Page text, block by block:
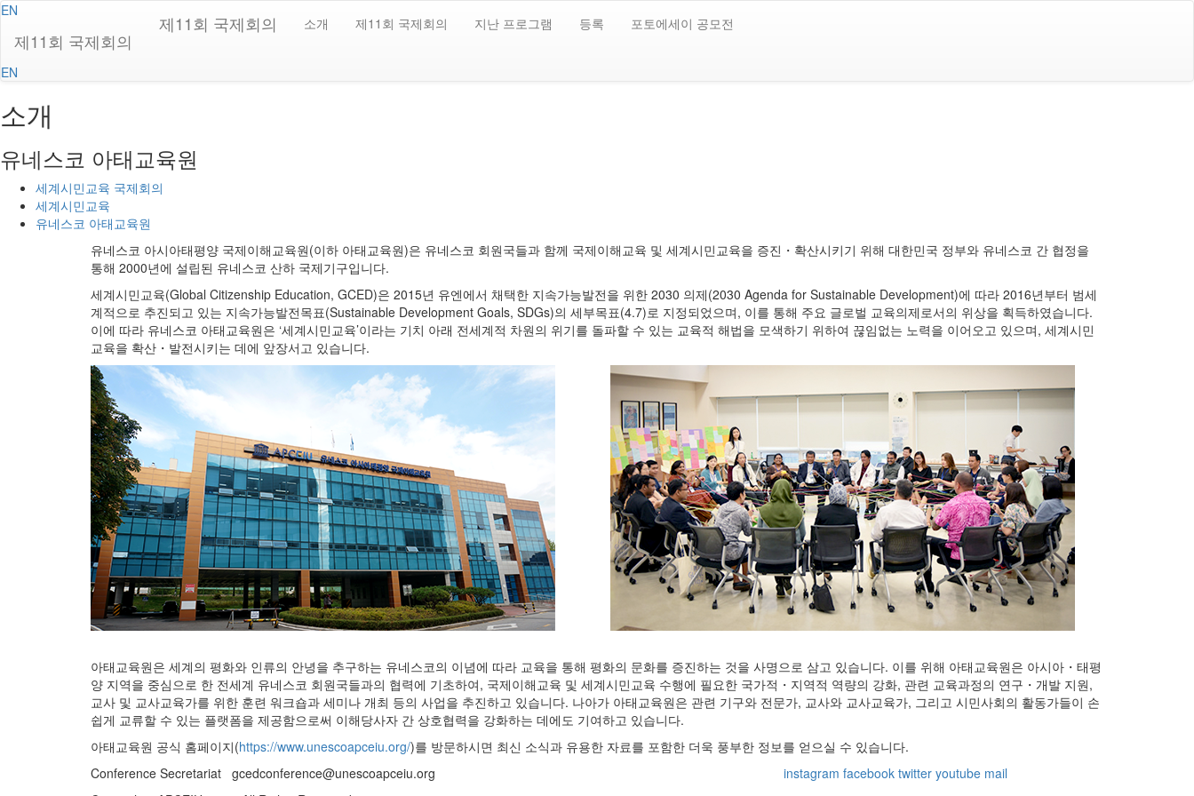
EN
제11회 국제회의
제11회 국제회의 소개 제11회 국제회의 지난 프로그램 등록 포토에세이 공모전
EN
소개
유네스코 아태교육원
세계시민교육 국제회의
세계시민교육
유네스코 아태교육원
유네스코 아시아태평양 국제이해교육원(이하 아태교육원)은 유네스코 회원국들과 함께 국제이해교육 및 세계시민교육을 증진・확산시키기 위해 대한민국 정부와 유네스코 간 협정을
통해 2000년에 설립된 유네스코 산하 국제기구입니다.
세계시민교육(Global Citizenship Education, GCED)은 2015년 유엔에서 채택한 지속가능발전을 위한 2030 의제(2030 Agenda for Sustainable Development)에 따라 2016년부터 범세
계적으로 추진되고 있는 지속가능발전목표(Sustainable Development Goals, SDGs)의 세부목표(4.7)로 지정되었으며, 이를 통해 주요 글로벌 교육의제로서의 위상을 획득하였습니다.
이에 따라 유네스코 아태교육원은 ‘세계시민교육’이라는 기치 아래 전세계적 차원의 위기를 돌파할 수 있는 교육적 해법을 모색하기 위하여 끊임없는 노력을 이어오고 있으며, 세계시민
교육을 확산・발전시키는 데에 앞장서고 있습니다.
아태교육원은 세계의 평화와 인류의 안녕을 추구하는 유네스코의 이념에 따라 교육을 통해 평화의 문화를 증진하는 것을 사명으로 삼고 있습니다. 이를 위해 아태교육원은 아시아・태평
양 지역을 중심으로 한 전세계 유네스코 회원국들과의 협력에 기초하여, 국제이해교육 및 세계시민교육 수행에 필요한 국가적・지역적 역량의 강화, 관련 교육과정의 연구・개발 지원,
교사 및 교사교육가를 위한 훈련 워크숍과 세미나 개최 등의 사업을 추진하고 있습니다. 나아가 아태교육원은 관련 기구와 전문가, 교사와 교사교육가, 그리고 시민사회의 활동가들이 손
쉽게 교류할 수 있는 플랫폼을 제공함으로써 이해당사자 간 상호협력을 강화하는 데에도 기여하고 있습니다.
아태교육원 공식 홈페이지(https://www.unescoapceiu.org/)를 방문하시면 최신 소식과 유용한 자료를 포함한 더욱 풍부한 정보를 얻으실 수 있습니다.
Conference Secretariat gcedconference@unescoapceiu.org
instagram facebook twitter youtube mail